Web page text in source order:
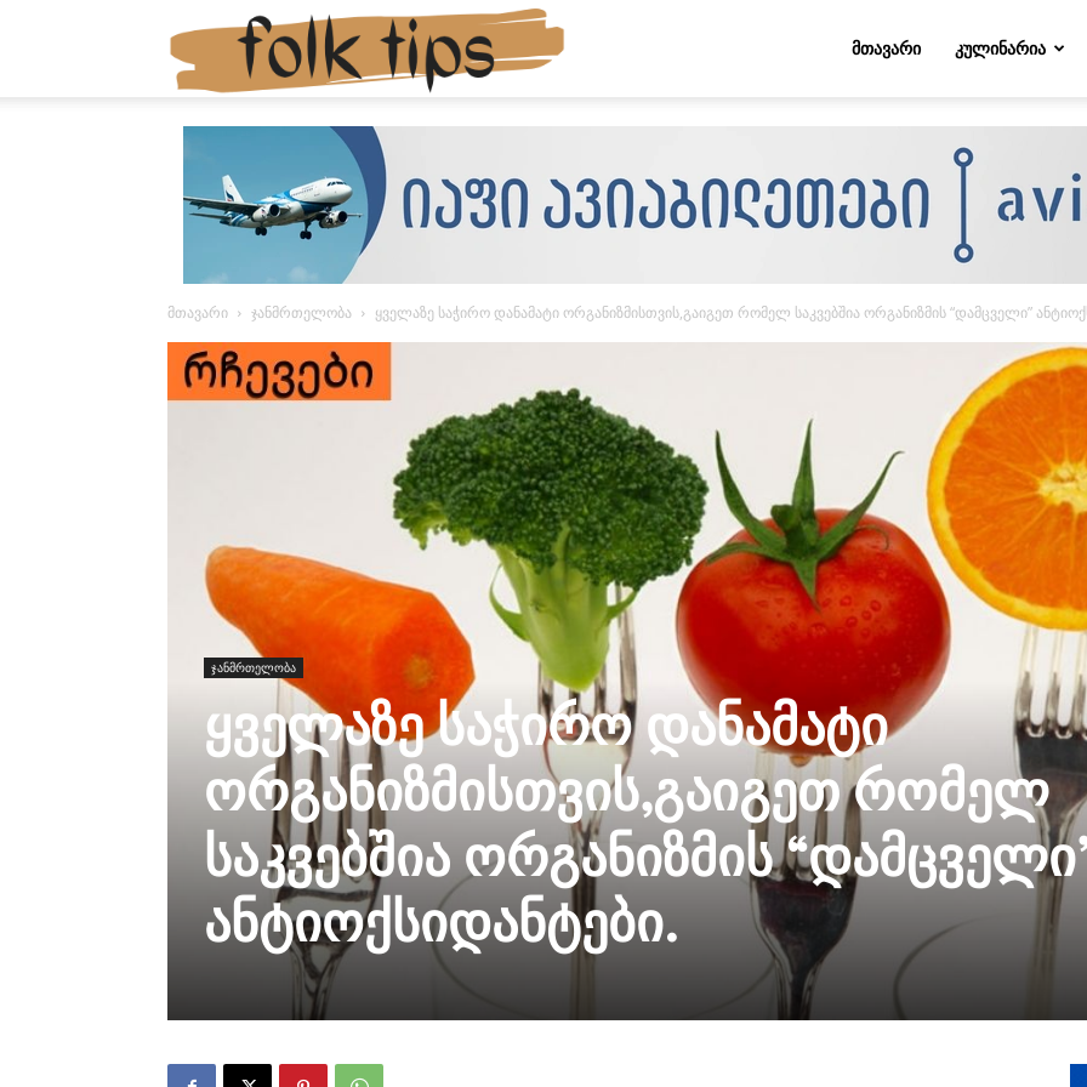
Folktips.org ᲛᲗᲐᲕᲐᲠᲘ ᲙᲣᲚᲘᲜᲐᲠᲘᲐ
მთავარი ჯანმრთელობა ყველაზე საჭირო დანამატი ორგანიზმისთვის,გაიგეთ რომელ საკვებშია ორგანიზმის “დამცველი”
ჯანმრთელობა
ყველაზე საჭირო დანამატი
ორგანიზმისთვის,გაიგეთ რომელ
საკვებშია ორგანიზმის
ანტიოქსიდანტები.